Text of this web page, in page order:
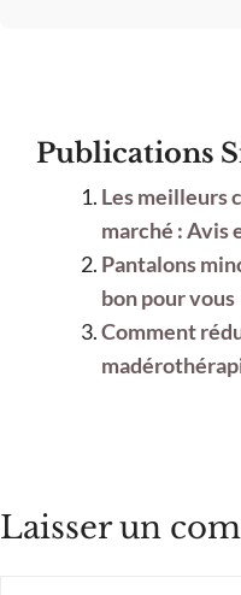
Publications
Les meilleurs
marché : Avis
Pantalons
bon pour vous
Comment
Laisser un